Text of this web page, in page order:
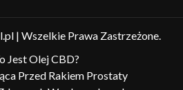
| Wszelkie Prawa Zastrzeżone.
Jest Olej CBD?
Przed Rakiem Prostaty